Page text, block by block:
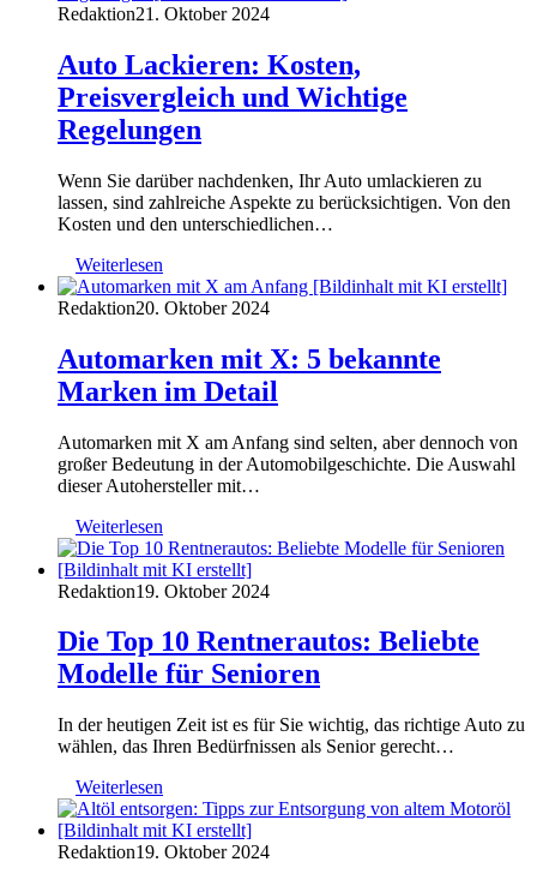
Redaktion21. Oktober 2024
Auto Lackieren: Kosten,
Preisvergleich und Wichtige
Regelungen
Wenn Sie darüber nachdenken, Ihr Auto umlackieren zu
lassen, sind zahlreiche Aspekte zu berücksichtigen. Von den
Kosten und den unterschiedlichen…
Weiterlesen
Redaktion20. Oktober 2024
Automarken mit X: 5 bekannte
Marken im Detail
Automarken mit X am Anfang sind selten, aber dennoch von
großer Bedeutung in der Automobilgeschichte. Die Auswahl
dieser Autohersteller mit…
Weiterlesen
Redaktion19. Oktober 2024
Die Top 10 Rentnerautos: Beliebte
Modelle für Senioren
In der heutigen Zeit ist es für Sie wichtig, das richtige Auto zu
wählen, das Ihren Bedürfnissen als Senior gerecht…
Weiterlesen
Redaktion19. Oktober 2024